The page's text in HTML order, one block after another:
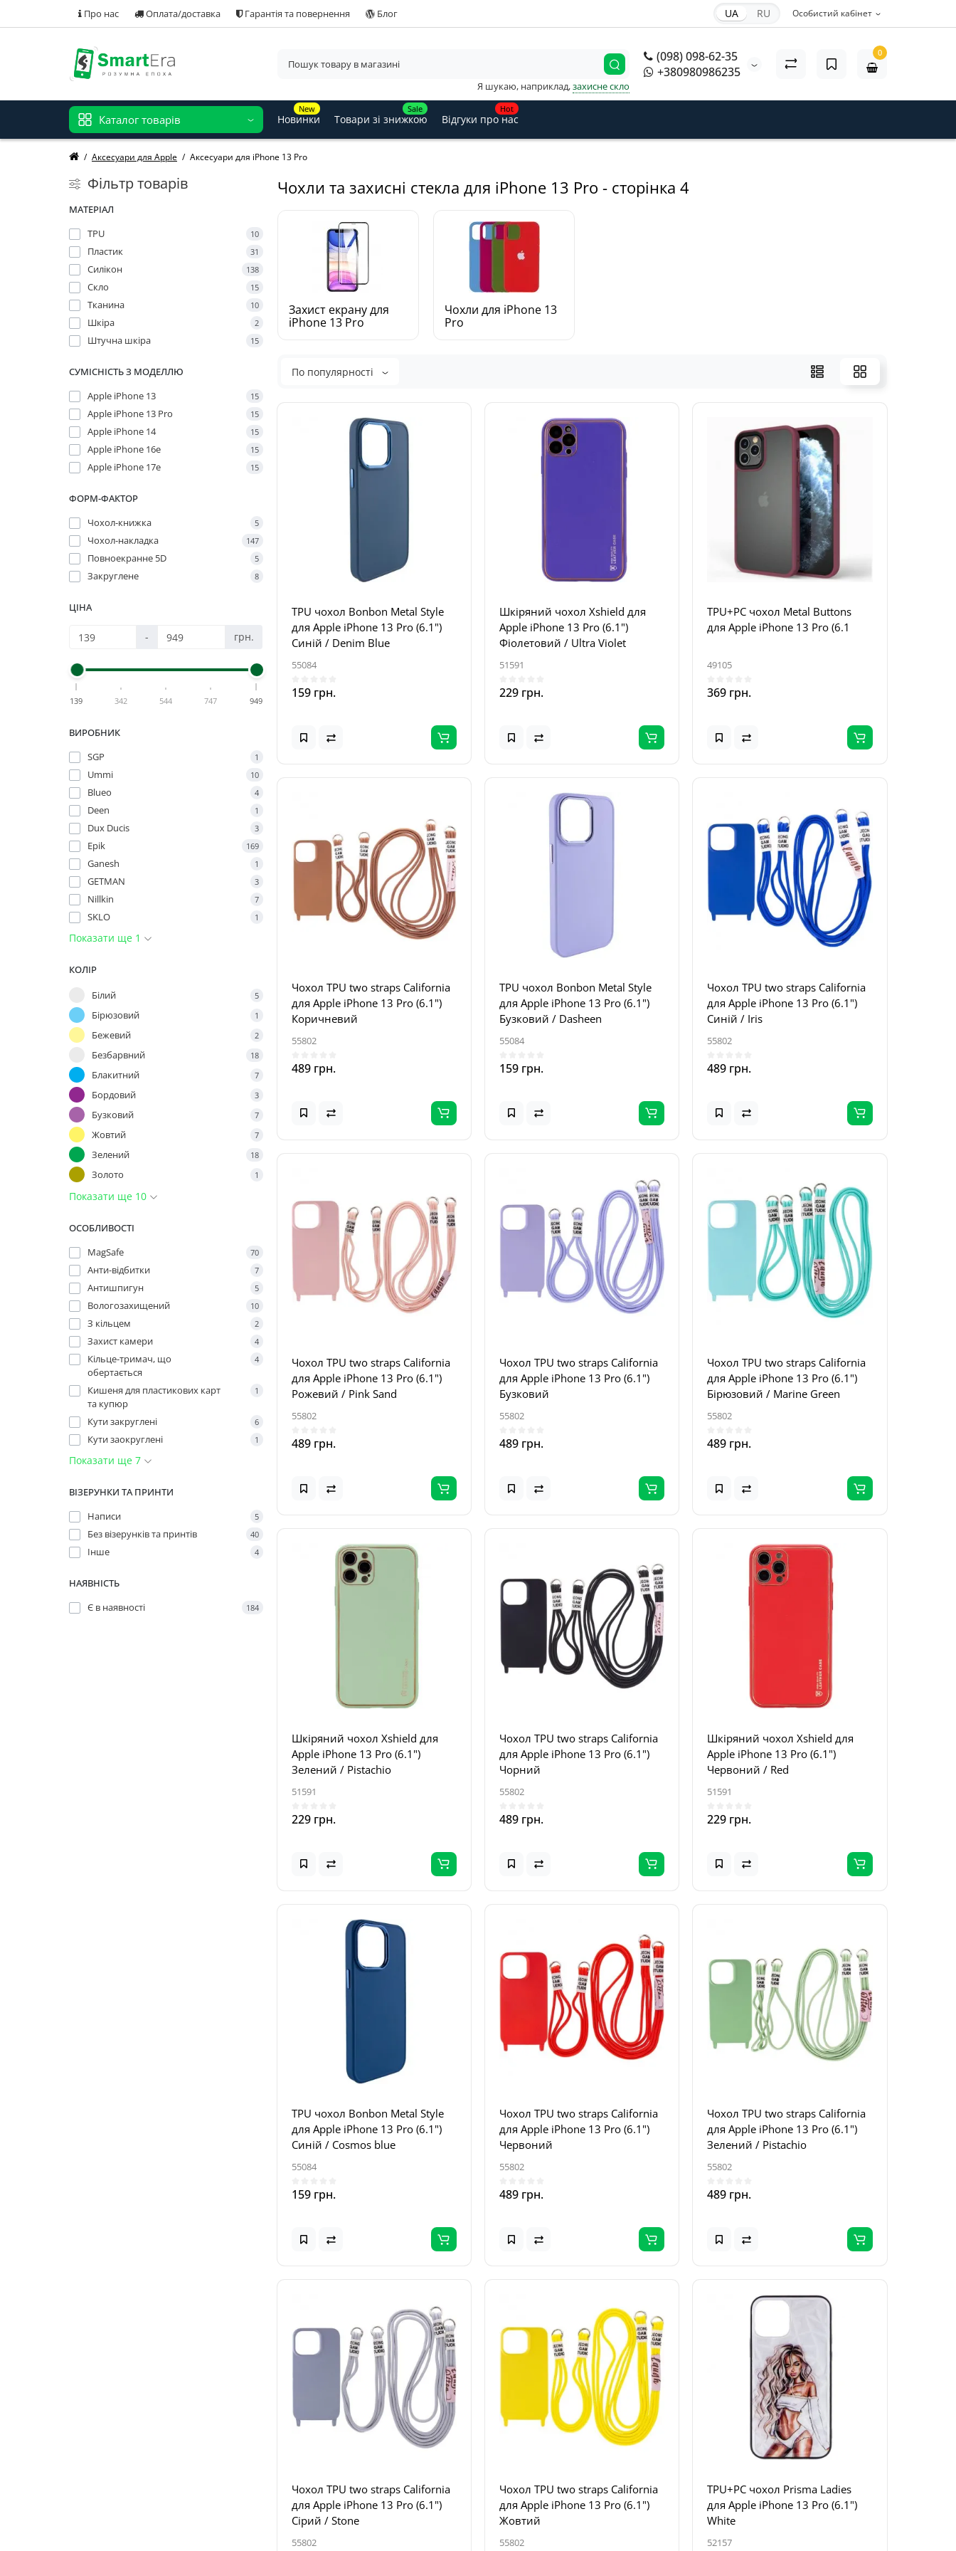
Про нас Оплата/доставка Гарантія та повернення Блог Особистий кабінет
UA RU
(098) 098-62-35
+380980986235
Я шукаю, наприклад,захисне скло
0
Каталог товарів
New
Новинки
Sale
Товари зі знижкою
Hot
Відгуки про нас
Аксесуари для Apple Аксесуари для iPhone 13 Pro
Фільтр товарів
МАТЕРІАЛ
TPU
10
Пластик 31
Силікон 138
Скло 15
Тканина 10
Шкіра 2
Штучна шкіра 15
СУМІСНІСТЬ З МОДЕЛЛЮ
Apple iPhone 13
15
Apple iPhone 13 Pro 15
Apple iPhone 14 15
Apple iPhone 16e 15
Apple iPhone 17e 15
ФОРМ-ФАКТОР
Чохол-книжка
5
Чохол-накладка 147
Повноекранне 5D 5
Закруглене 8
ЦІНА
- грн.
139 342 544 747 949
ВИРОБНИК
SGP
1
Ummi 10
Blueo 4
Deen 1
Dux Ducis 3
Epik 169
Ganesh 1
GETMAN 3
Nillkin 7
SKLO 1
Показати ще 1
КОЛІР
Білий
5
Бірюзовий 1
Бежевий 2
Безбарвний 18
Блакитний 7
Бордовий 3
Бузковий 7
Жовтий 7
Зелений 18
Золото 1
Показати ще 10
ОСОБЛИВОСТІ
MagSafe
70
Анти-відбитки 7
Антишпигун 5
Вологозахищений 10
З кільцем 2
Захист камери 4
Кільце-тримач, що
обертається
4
Кишеня для пластикових карт
та купюр
1
Кути закруглені 6
Кути заокруглені 1
Показати ще 7
ВІЗЕРУНКИ ТА ПРИНТИ
Написи
5
Без візерунків та принтів 40
Інше 4
НАЯВНІСТЬ
Є в наявності
184
Чохли та захисні стекла для iPhone 13 Pro - сторінка 4
Захист екрану для
iPhone 13 Pro
Чохли для iPhone 13
Pro
По популярності
TPU чохол Bonbon Metal Style
для Apple iPhone 13 Pro (6.1")
Синій / Denim Blue
55084
159 грн.
Шкіряний чохол Xshield для
Apple iPhone 13 Pro (6.1")
Фіолетовий / Ultra Violet
51591
229 грн.
TPU+PC чохол Metal Buttons
для Apple iPhone 13 Pro (6.1
49105
369 грн.
Чохол TPU two straps California
для Apple iPhone 13 Pro (6.1")
Коричневий
55802
489 грн.
TPU чохол Bonbon Metal Style
для Apple iPhone 13 Pro (6.1")
Бузковий / Dasheen
55084
159 грн.
Чохол TPU two straps California
для Apple iPhone 13 Pro (6.1")
Синій / Iris
55802
489 грн.
Чохол TPU two straps California
для Apple iPhone 13 Pro (6.1")
Рожевий / Pink Sand
55802
489 грн.
Чохол TPU two straps California
для Apple iPhone 13 Pro (6.1")
Бузковий
55802
489 грн.
Чохол TPU two straps California
для Apple iPhone 13 Pro (6.1")
Бірюзовий / Marine Green
55802
489 грн.
Шкіряний чохол Xshield для
Apple iPhone 13 Pro (6.1")
Зелений / Pistachio
51591
229 грн.
Чохол TPU two straps California
для Apple iPhone 13 Pro (6.1")
Чорний
55802
489 грн.
Шкіряний чохол Xshield для
Apple iPhone 13 Pro (6.1")
Червоний / Red
51591
229 грн.
TPU чохол Bonbon Metal Style
для Apple iPhone 13 Pro (6.1")
Синій / Cosmos blue
55084
159 грн.
Чохол TPU two straps California
для Apple iPhone 13 Pro (6.1")
Червоний
55802
489 грн.
Чохол TPU two straps California
для Apple iPhone 13 Pro (6.1")
Зелений / Pistachio
55802
489 грн.
Чохол TPU two straps California
для Apple iPhone 13 Pro (6.1")
Сірий / Stone
55802
Чохол TPU two straps California
для Apple iPhone 13 Pro (6.1")
Жовтий
55802
TPU+PC чохол Prisma Ladies
для Apple iPhone 13 Pro (6.1")
White
52157